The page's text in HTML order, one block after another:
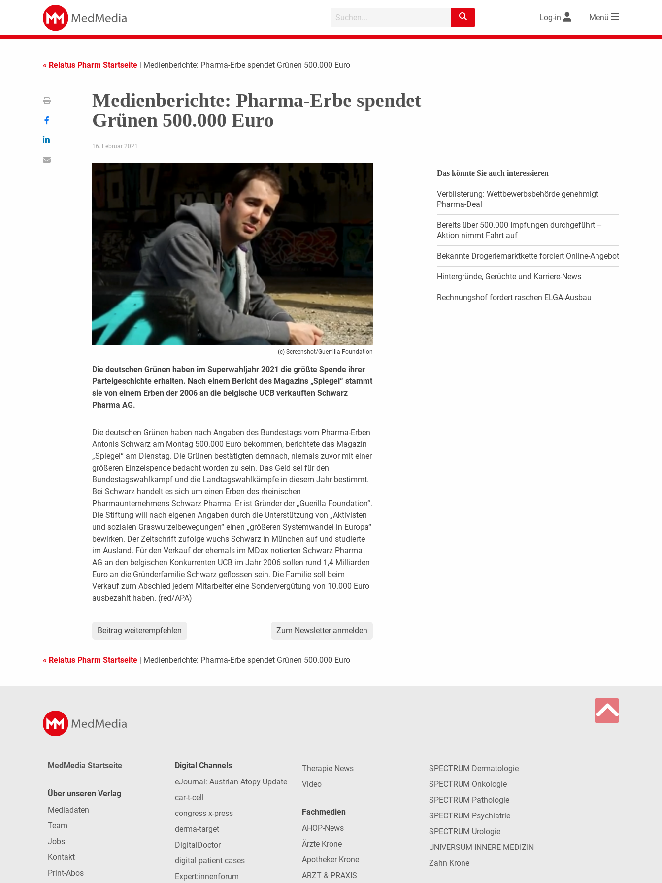
Log-in Menü
« Relatus Pharm Startseite | Medienberichte: Pharma-Erbe spendet Grünen 500.000 Euro
Medienberichte: Pharma-Erbe spendet
Grünen 500.000 Euro
16. Februar 2021
(c) Screenshot/Guerrilla Foundation
Die deutschen Grünen haben im Superwahljahr 2021 die größte Spende ihrer
Parteigeschichte erhalten. Nach einem Bericht des Magazins „Spiegel“ stammt
sie von einem Erben der 2006 an die belgische UCB verkauften Schwarz
Pharma AG.
Die deutschen Grünen haben nach Angaben des Bundestags vom Pharma-Erben
Antonis Schwarz am Montag 500.000 Euro bekommen, berichtete das Magazin
„Spiegel“ am Dienstag. Die Grünen bestätigten demnach, niemals zuvor mit einer
größeren Einzelspende bedacht worden zu sein. Das Geld sei für den
Bundestagswahlkampf und die Landtagswahlkämpfe in diesem Jahr bestimmt.
Bei Schwarz handelt es sich um einen Erben des rheinischen
Pharmaunternehmens Schwarz Pharma. Er ist Gründer der „Guerilla Foundation“.
Die Stiftung will nach eigenen Angaben durch die Unterstützung von „Aktivisten
und sozialen Graswurzelbewegungen“ einen „größeren Systemwandel in Europa“
bewirken. Der Zeitschrift zufolge wuchs Schwarz in München auf und studierte
im Ausland. Für den Verkauf der ehemals im MDax notierten Schwarz Pharma
AG an den belgischen Konkurrenten UCB im Jahr 2006 sollen rund 1,4 Milliarden
Euro an die Gründerfamilie Schwarz geflossen sein. Die Familie soll beim
Verkauf zum Abschied jedem Mitarbeiter eine Sondervergütung von 10.000 Euro
ausbezahlt haben. (red/APA)
Beitrag weiterempfehlen Zum Newsletter anmelden
Das könnte Sie auch interessieren
Verblisterung: Wettbewerbsbehörde genehmigt
Pharma-Deal
Bereits über 500.000 Impfungen durchgeführt –
Aktion nimmt Fahrt auf
Bekannte Drogeriemarktkette forciert Online-Angebot
Hintergründe, Gerüchte und Karriere-News
Rechnungshof fordert raschen ELGA-Ausbau
« Relatus Pharm Startseite | Medienberichte: Pharma-Erbe spendet Grünen 500.000 Euro
MedMedia Startseite
Über unseren Verlag
Mediadaten
Team
Jobs
Kontakt
Print-Abos
Digital Channels
eJournal: Austrian Atopy Update
car-t-cell
congress x-press
derma-target
DigitalDoctor
digital patient cases
Expert:innenforum
Therapie News
Video
Fachmedien
AHOP-News
Ärzte Krone
Apotheker Krone
ARZT & PRAXIS
SPECTRUM Dermatologie
SPECTRUM Onkologie
SPECTRUM Pathologie
SPECTRUM Psychiatrie
SPECTRUM Urologie
UNIVERSUM INNERE MEDIZIN
Zahn Krone